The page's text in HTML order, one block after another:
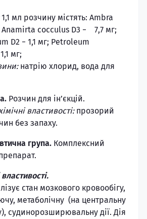
1,1 мл розчину містять: Ambra
Anamirta cocculus D3 − 7,7 мг;
D2 − 1,1 мг; Petroleum
мг;
натрію хлорид, вода для
Розчин для ін’єкцій.
властивості: прозорий
без запаху.
група. Комплексний
стан мозкового кровообігу,
метаболічну (на центральну
судинорозширювальну дії. Дія